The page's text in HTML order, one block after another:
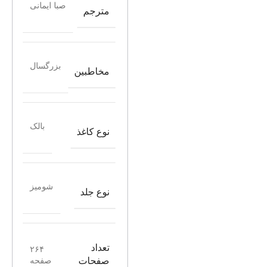
مترجم
صبا ایمانی
مخاطبین
بزرگسال
نوع کاغذ
بالک
نوع جلد
شومیز
تعداد
صفحات
۲۶۴
صفحه